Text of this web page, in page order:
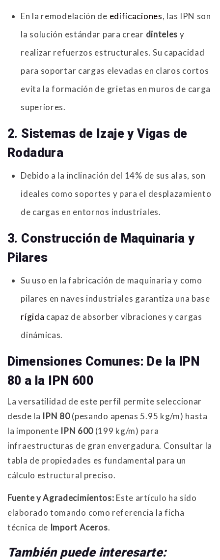
En la remodelación de edificaciones, las IPN son
la solución estándar para crear dinteles y
realizar refuerzos estructurales. Su capacidad
para soportar cargas elevadas en claros cortos
evita la formación de grietas en muros de carga
superiores.
2. Sistemas de Izaje y Vigas de
Rodadura
Debido a la inclinación del 14% de sus alas, son
ideales como soportes y para el desplazamiento
de cargas en entornos industriales.
3. Construcción de Maquinaria y
Pilares
Su uso en la fabricación de maquinaria y como
pilares en naves industriales garantiza una base
rígida capaz de absorber vibraciones y cargas
dinámicas.
Dimensiones Comunes: De la IPN
80 a la IPN 600
La versatilidad de este perfil permite seleccionar
desde la IPN 80(pesando apenas 5.95 kg/m) hasta
la imponente IPN 600 (199 kg/m) para
infraestructuras de gran envergadura. Consultar la
tabla de propiedades es fundamental para un
cálculo estructural preciso.
Fuente y Agradecimientos: Este artículo ha sido
elaborado tomando como referencia la ficha
técnica de Import Aceros.
También puede interesarte: